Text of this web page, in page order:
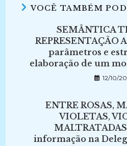
VOCÊ TAMBÉM
SEMÂNTICA
REPRESENTAÇÃO
parâmetros e
elaboração de um
12/10/
ENTRE ROSAS,
VIOLETAS,
informação na